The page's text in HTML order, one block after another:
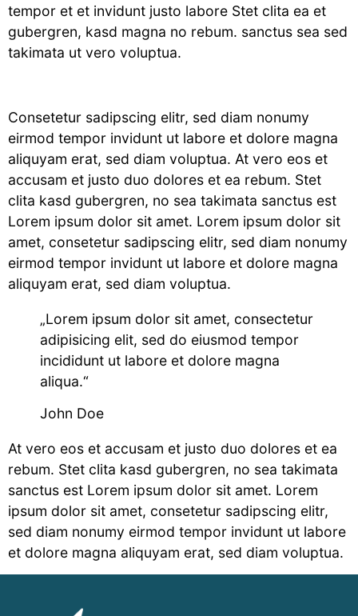
tempor et et invidunt justo labore Stet clita ea et
gubergren, kasd magna no rebum. sanctus sea sed
takimata ut vero voluptua.
Consetetur sadipscing elitr, sed diam nonumy
eirmod tempor invidunt ut labore et dolore magna
aliquyam erat, sed diam voluptua. At vero eos et
accusam et justo duo dolores et ea rebum. Stet
clita kasd gubergren, no sea takimata sanctus est
Lorem ipsum dolor sit amet. Lorem ipsum dolor sit
amet, consetetur sadipscing elitr, sed diam nonumy
eirmod tempor invidunt ut labore et dolore magna
aliquyam erat, sed diam voluptua.
„Lorem ipsum dolor sit amet, consectetur
adipisicing elit, sed do eiusmod tempor
incididunt ut labore et dolore magna
aliqua.“
John Doe
At vero eos et accusam et justo duo dolores et ea
rebum. Stet clita kasd gubergren, no sea takimata
sanctus est Lorem ipsum dolor sit amet. Lorem
ipsum dolor sit amet, consetetur sadipscing elitr,
sed diam nonumy eirmod tempor invidunt ut labore
et dolore magna aliquyam erat, sed diam voluptua.